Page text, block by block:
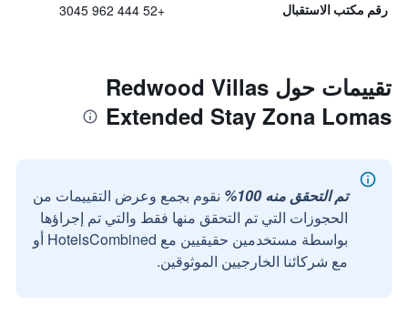
رقم مكتب الاستقبال +52 444 962 3045
تقييمات حول Redwood Villas
Extended Stay Zona Lomas
تم التحقق منه 100%
نقوم بجمع وعرض التقييمات من
الحجوزات التي تم التحقق منها فقط والتي تم إجراؤها
بواسطة مستخدمين حقيقيين مع HotelsCombined أو
مع شركائنا الخارجيين الموثوقين.